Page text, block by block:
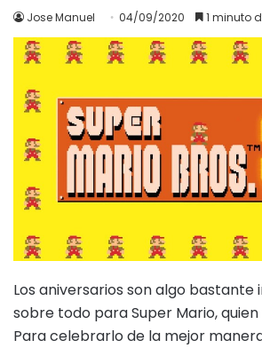
Jose Manuel 04/09/2020 1 minuto
Los aniversarios son algo
sobre todo para Super Mario,
Para celebrarlo de la mejor